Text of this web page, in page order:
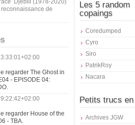
Djebili (1978-2020)
de
regarder The Ghost in
- EPISODE 04:
regarder House of the
- TBA.
Les 5 random
copaings
Coredumped
Cyro
Siro
PatrikRoy
Nacara
Petits trucs
Archives JGW